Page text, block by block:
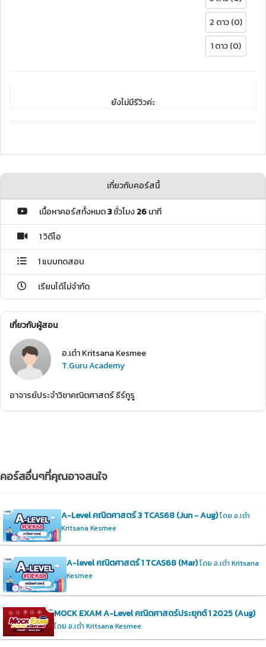
2 ดาว (0)
1 ดาว (0)
ยังไม่มีรีวิวค่ะ
เกี่ยวกับคอร์สนี้
เนื้อหาคอร์สทั้งหมด3ชั่วโมง26นาที
1 วิดีโอ
1 แบบทดสอบ
เรียนได้ไม่จำกัด
เกี่ยวกับผู้สอน
อ.เต๋า Kritsana Kesmee
T.Guru Academy
อาจารย์ประจำวิชาคณิตศาสตร์ ธีร์กูรู
คอร์สอื่นๆที่คุณอาจสนใจ
A-Level คณิตศาสตร์ 3 TCAS68 (Jun - Aug)โดย อ.เต๋า
Kritsana Kesmee
A-level คณิตศาสตร์ 1 TCAS68 (Mar)โดย อ.เต๋า Kritsana
Kesmee
MOCK EXAM A-Level คณิตศาสตร์ประยุกต์ 1 2025 (Aug)
โดย อ.เต๋า Kritsana Kesmee